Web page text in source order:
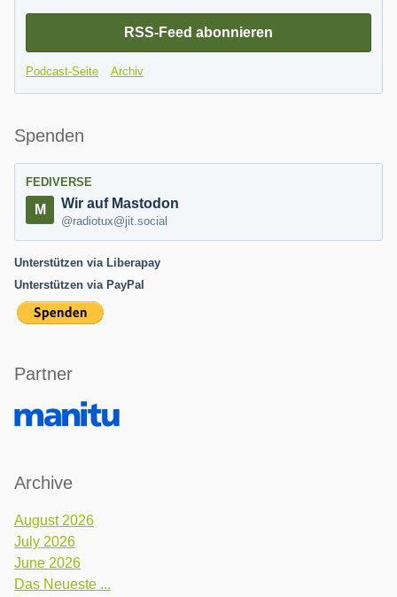
RSS-Feed abonnieren
Podcast-Seite Archiv
Spenden
FEDIVERSE
Wir auf Mastodon
@radiotux@jit.social
Unterstützen via Liberapay
Unterstützen via PayPal
Partner
Archive
August 2026
July 2026
June 2026
Das Neueste ...